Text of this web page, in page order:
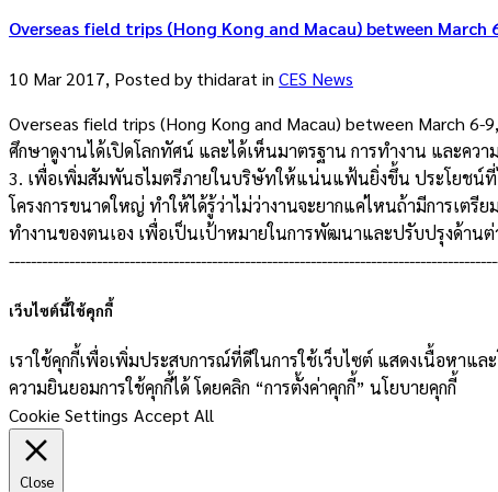
Overseas field trips (Hong Kong and Macau) between March
10 Mar 2017, Posted by thidaratin CES News
Overseas field trips (Hong Kong and Macau) between March
ศึกษาดูงานได้เปิดโลกทัศน์ และได้เห็นมาตรฐาน การทำงาน และคว
3. เพื่อเพิ่มสัมพันธไมตรีภายในบริษัทให้แน่นแฟ้นยิ่งขึ้น ประโยชน์ที่ไ
โครงการขนาดใหญ่ ทำให้ได้รู้ว่าไม่ว่างานจะยากแค่ไหนถ้ามีการเต
ทำงานของตนเอง เพื่อเป็นเป้าหมายในการพัฒนาและปรับปรุงด้าน
เว็บไซต์นี้ใช้คุกกี้
เราใช้คุกกี้เพื่อเพิ่มประสบการณ์ที่ดีในการใช้เว็บไซต์ แสดงเนื้อหาแล
ความยินยอมการใช้คุกกี้ได้ โดยคลิก “การตั้งค่าคุกกี้” นโยบายคุกกี้
Cookie Settings Accept All
Close